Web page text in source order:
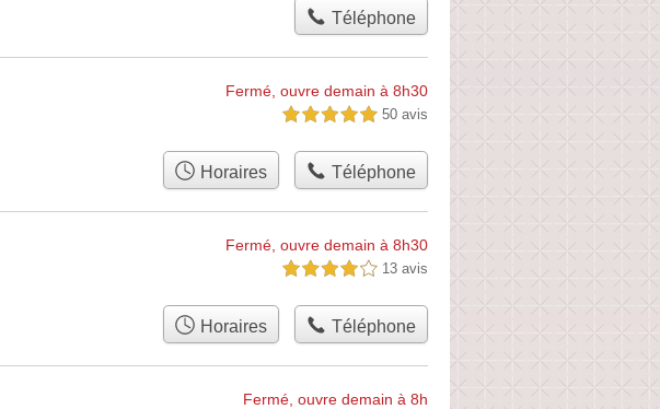
Téléphone
Fermé, ouvre demain à 8h30
5,0 étoiles sur 5 50 avis
Horaires Téléphone
Fermé, ouvre demain à 8h30
4,0 étoiles sur 5 13 avis
Horaires Téléphone
Fermé, ouvre demain à 8h